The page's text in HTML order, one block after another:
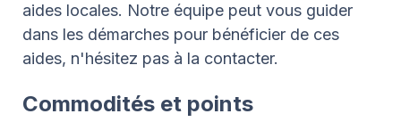
aides locales. Notre équipe peut vous guider
dans les démarches pour bénéficier de ces
aides, n'hésitez pas à la contacter.
Commodités et points